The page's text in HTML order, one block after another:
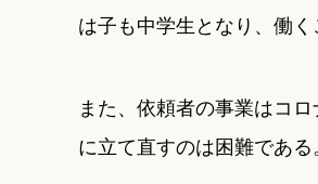
は子も中学生となり、働
また、依頼者の事業はコ
に立て直すのは困難である。